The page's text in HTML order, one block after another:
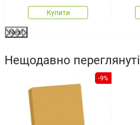
Купити
Next
Нещодавно переглянуті
-9%